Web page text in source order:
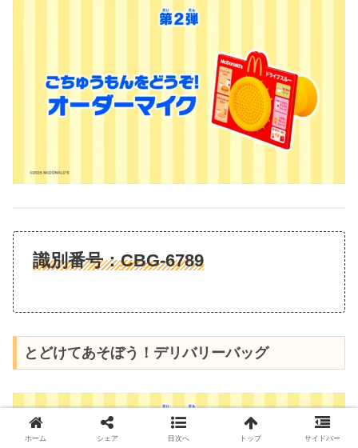
識別番号：CBG-6789
とどけてあそぼう！デリバリーバッグ
ホーム シェア 目次へ トップ サイドバー